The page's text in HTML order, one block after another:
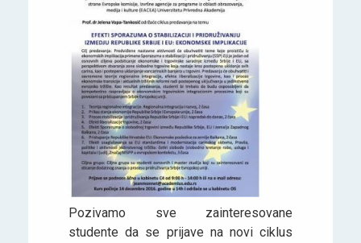
Pozivamo sve zainteresovane
studente da se prijave na novi ciklus